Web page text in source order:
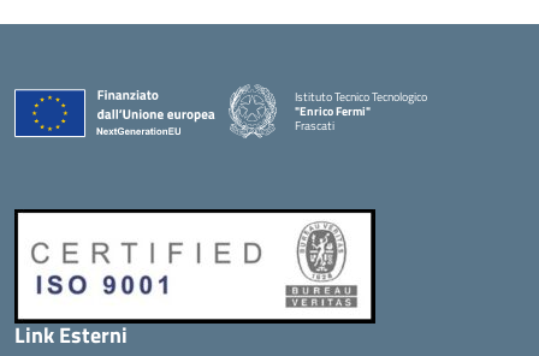
Istituto Tecnico Tecnologico
"Enrico Fermi"
Frascati
Link Esterni